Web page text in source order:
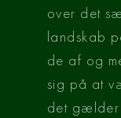
over det
landskab
de af og
sig på at
det gælder